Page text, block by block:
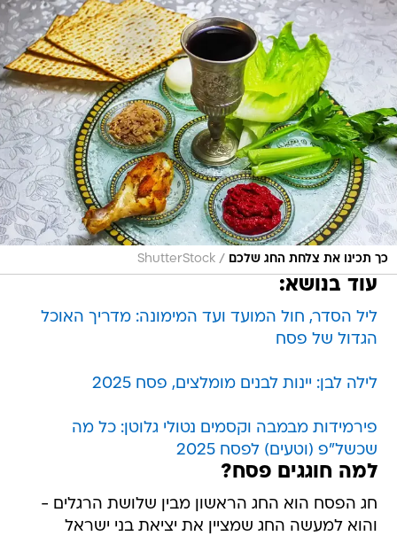
כך תכינו את צלחת החג שלכם /
ShutterStock
עוד בנושא:
ליל הסדר, חול המועד ועד המימונה: מדריך האוכל
הגדול של פסח
לילה לבן: יינות לבנים מומלצים, פסח 2025
פירמידות מבמבה וקסמים נטולי גלוטן: כל מה
שכשל"פ (וטעים) לפסח 2025
למה חוגגים פסח?
חג הפסח הוא החג הראשון מבין שלושת הרגלים -
והוא למעשה החג שמציין את יציאת בני ישראל